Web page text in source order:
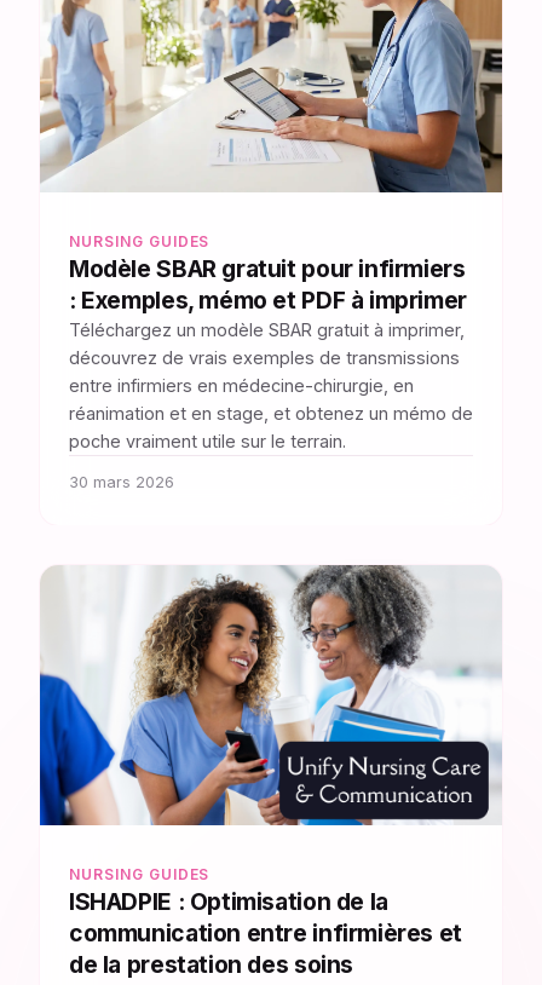
NURSING GUIDES
Modèle SBAR gratuit pour infirmiers
: Exemples, mémo et PDF à imprimer
Téléchargez un modèle SBAR gratuit à imprimer,
découvrez de vrais exemples de transmissions
entre infirmiers en médecine-chirurgie, en
réanimation et en stage, et obtenez un mémo de
poche vraiment utile sur le terrain.
30 mars 2026
NURSING GUIDES
ISHADPIE : Optimisation de la
communication entre infirmières et
de la prestation des soins